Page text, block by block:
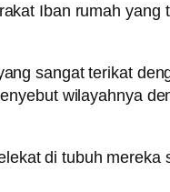
Iban rumah
sangat terikat
wilayahnya
di tubuh